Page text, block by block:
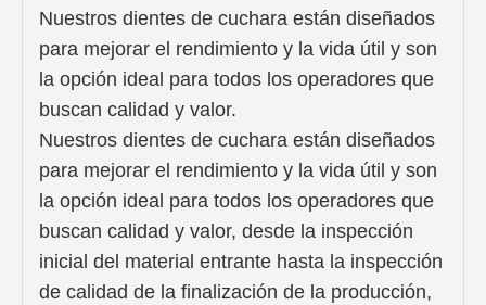
Nuestros dientes de cuchara están diseñados
para mejorar el rendimiento y la vida útil y son
la opción ideal para todos los operadores que
buscan calidad y valor.
Nuestros dientes de cuchara están diseñados
para mejorar el rendimiento y la vida útil y son
la opción ideal para todos los operadores que
buscan calidad y valor, desde la inspección
inicial del material entrante hasta la inspección
de calidad de la finalización de la producción,